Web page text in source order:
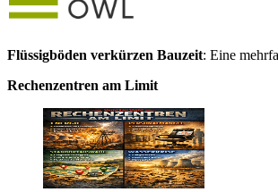
Flüssigböden verkürzen Bauzeit: Eine
Rechenzentren am Limit